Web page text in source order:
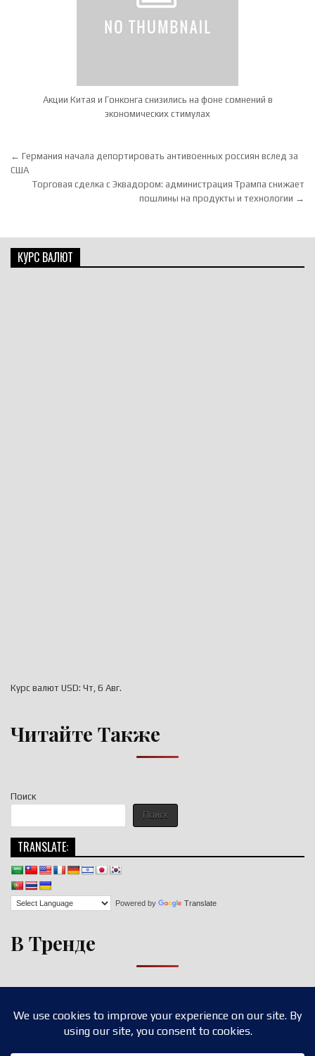
Акции Китая и Гонконга снизились на фоне сомнений в
экономических стимулах
Навигация по записям
← Германия начала депортировать антивоенных россиян вслед за
США
Торговая сделка с Эквадором: администрация Трампа снижает
пошлины на продукты и технологии →
Поиск
Поиск
TRANSLATE:
Powered by Translate
В Тренде
КУРС ВАЛЮТ
Курс валют USD: Чт, 6 Авг.
Читайте Также
Design by ThemesDNA.com